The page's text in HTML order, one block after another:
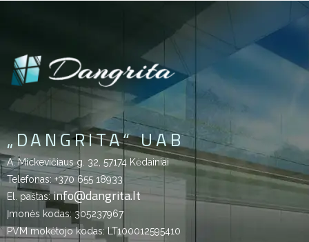
„DANGRITA“ UAB
A. Mickevičiaus g. 32, 57174 Kėdainiai
Telefonas: +370 655 18933
El. paštas:info@dangrita.lt
Įmonės kodas: 305237967
PVM mokėtojo kodas: LT100012595410